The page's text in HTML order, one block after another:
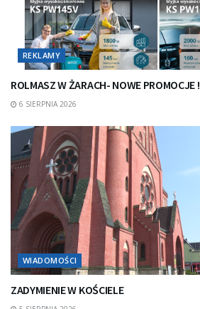
REKLAMY
ROLMASZ W ŻARACH- NOWE PROMOCJE !
6 SIERPNIA 2026
WIADOMOŚCI
ZADYMIENIE W KOŚCIELE